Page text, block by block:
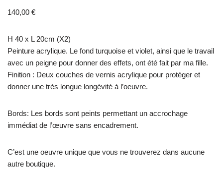
140,00 €
H 40 x L 20cm (X2)
Peinture acrylique. Le fond turquoise et violet, ainsi que le travail
avec un peigne pour donner des effets, ont été fait par ma fille.
Finition : Deux couches de vernis acrylique pour protéger et
donner une très longue longévité à l’oeuvre.
Bords: Les bords sont peints permettant un accrochage
immédiat de l’œuvre sans encadrement.
C’est une oeuvre unique que vous ne trouverez dans aucune
autre boutique.